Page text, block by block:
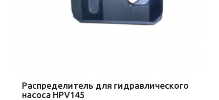
Распределитель для гидравлического
насоса HPV145